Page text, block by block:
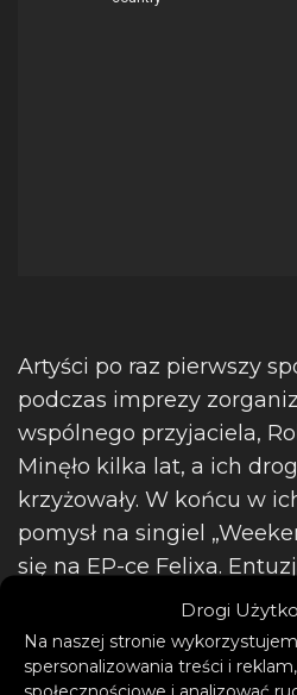
Drogi
Na naszej stronie
spersonalizowania treści i
społecznościowe i analizować
Artyści po raz pierwszy
podczas imprezy
wspólnego przyjaciela,
Minęło kilka lat, a ich
krzyżowały. W końcu w
pomysł na singiel
się na EP-ce Felixa.
natychmiast da się